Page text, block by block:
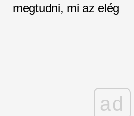
megtudni, mi az elég
ad